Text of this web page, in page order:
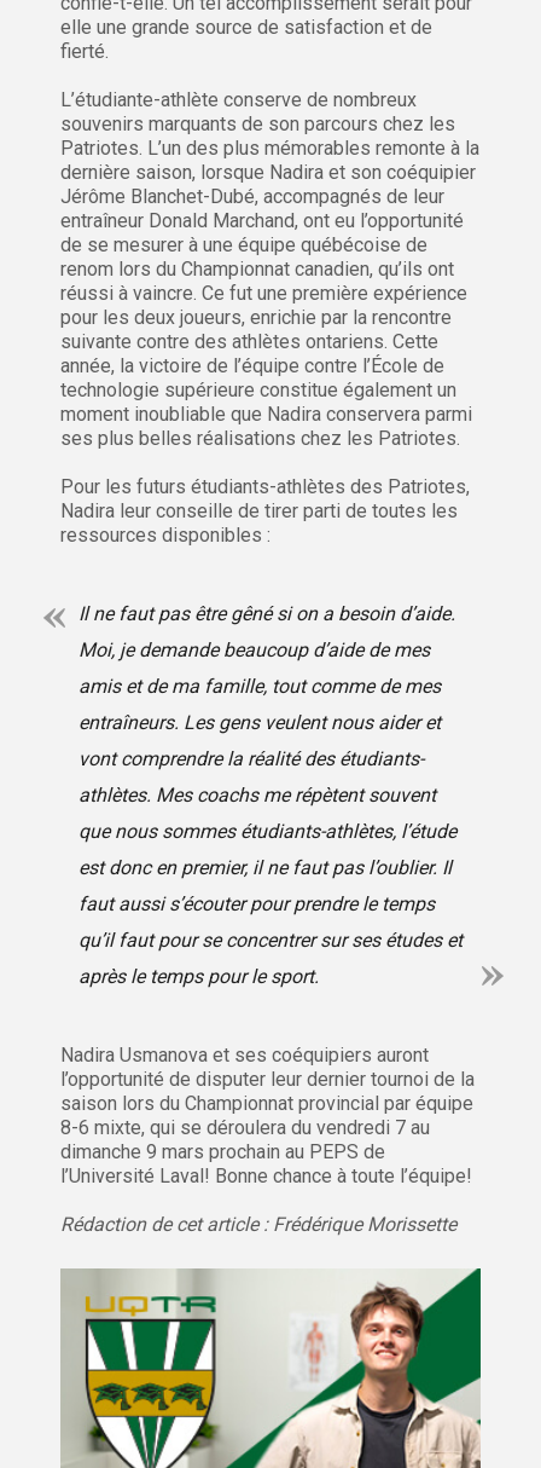
elle une grande source de satisfaction et de
fierté.
L’étudiante-athlète conserve de nombreux
souvenirs marquants de son parcours chez les
Patriotes. L’un des plus mémorables remonte à la
dernière saison, lorsque Nadira et son coéquipier
Jérôme Blanchet-Dubé, accompagnés de leur
entraîneur Donald Marchand, ont eu l’opportunité
de se mesurer à une équipe québécoise de
renom lors du Championnat canadien, qu’ils ont
réussi à vaincre. Ce fut une première expérience
pour les deux joueurs, enrichie par la rencontre
suivante contre des athlètes ontariens. Cette
année, la victoire de l’équipe contre l’École de
technologie supérieure constitue également un
moment inoubliable que Nadira conservera parmi
ses plus belles réalisations chez les Patriotes.
Pour les futurs étudiants-athlètes des Patriotes,
Nadira leur conseille de tirer parti de toutes les
ressources disponibles :
Il ne faut pas être gêné si on a besoin d’aide.
Moi, je demande beaucoup d’aide de mes
amis et de ma famille, tout comme de mes
entraîneurs. Les gens veulent nous aider et
vont comprendre la réalité des étudiants-
athlètes. Mes coachs me répètent souvent
que nous sommes étudiants-athlètes, l’étude
est donc en premier, il ne faut pas l’oublier. Il
faut aussi s’écouter pour prendre le temps
qu’il faut pour se concentrer sur ses études et
après le temps pour le sport.
Nadira Usmanova et ses coéquipiers auront
l’opportunité de disputer leur dernier tournoi de la
saison lors du Championnat provincial par équipe
8-6 mixte, qui se déroulera du vendredi 7 au
dimanche 9 mars prochain au PEPS de
l’Université Laval! Bonne chance à toute l’équipe!
Rédaction de cet article : Frédérique Morissette